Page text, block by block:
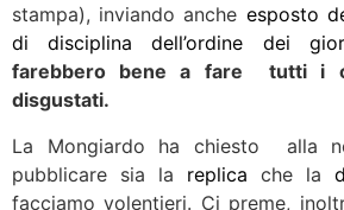
stampa), inviando anche esposto
di disciplina dell’ordine dei
farebbero bene a fare tutti i
disgustati.
La Mongiardo ha chiesto alla
pubblicare sia la replica che la
facciamo volentieri. Ci preme,